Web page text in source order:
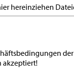
hereinziehen
akzeptiert!